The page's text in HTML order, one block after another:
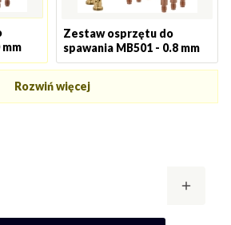
mm
Zestaw osprzętu do
spawania MB501 - 0.8 mm
Rozwiń więcej